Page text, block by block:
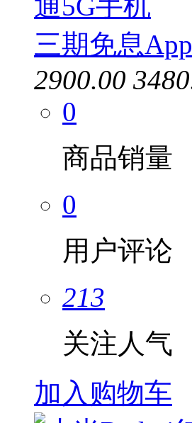
三期免息
2900.00
0
商品销量
0
用户评论
213
关注人气
加入购物车